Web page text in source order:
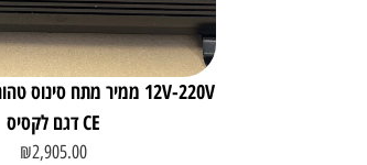
CE דגם לקסיס
₪2,905.00